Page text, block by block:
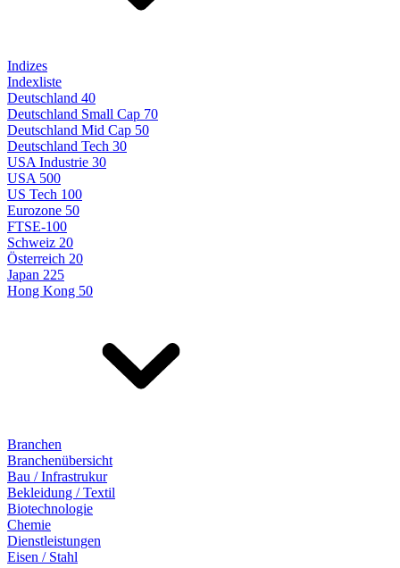
Indizes
Indexliste
Deutschland 40
Deutschland Small Cap 70
Deutschland Mid Cap 50
Deutschland Tech 30
USA Industrie 30
USA 500
US Tech 100
Eurozone 50
FTSE-100
Schweiz 20
Österreich 20
Japan 225
Hong Kong 50
Branchen
Branchenübersicht
Bau / Infrastrukur
Bekleidung / Textil
Biotechnologie
Chemie
Dienstleistungen
Eisen / Stahl